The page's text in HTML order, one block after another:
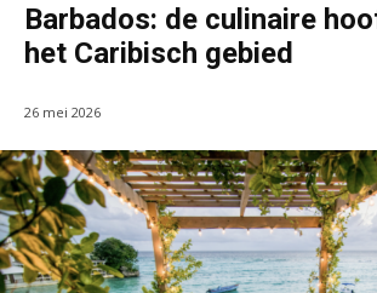
Barbados: de culinaire
het Caribisch gebied
26 mei 2026